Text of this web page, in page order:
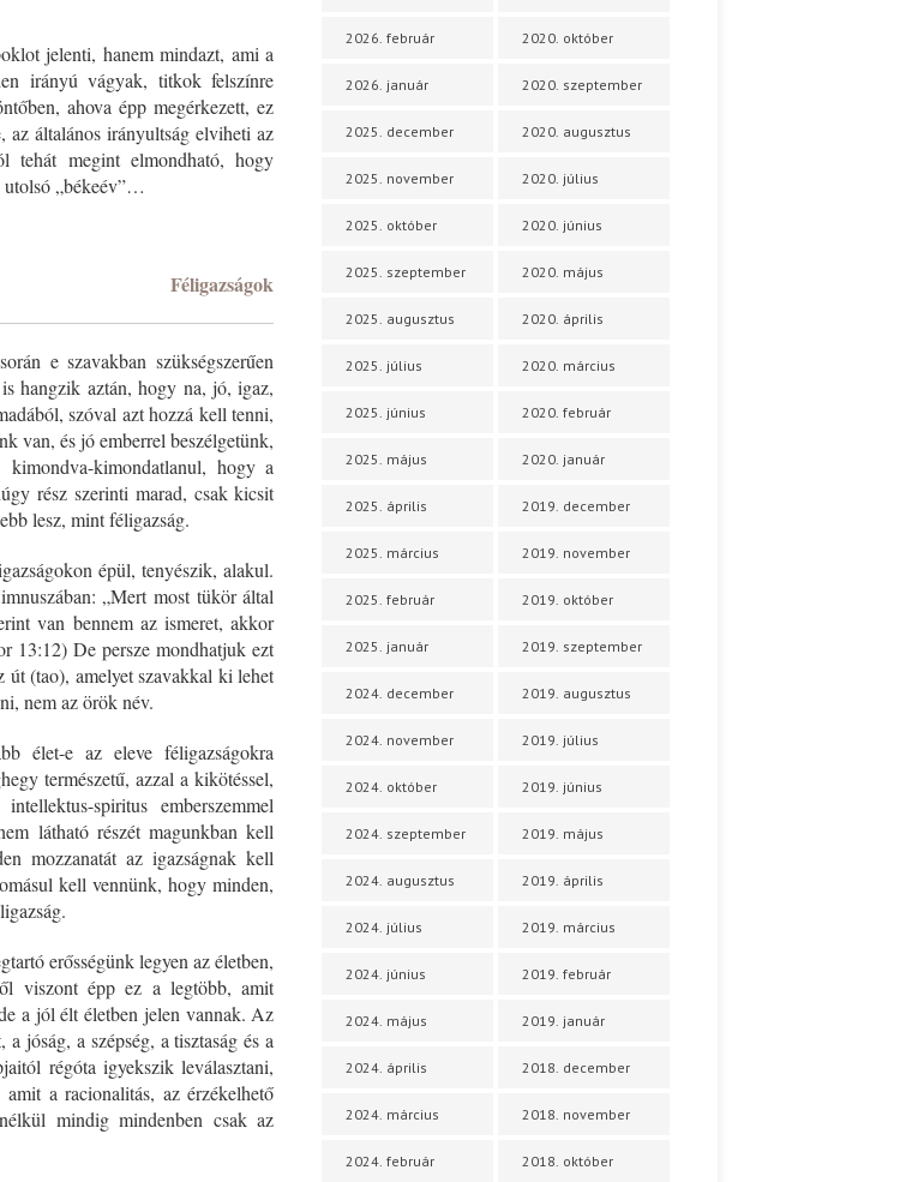
jelenti, hanem mindazt, ami a
irányú vágyak, titkok felszínre
ahova épp megérkezett, ez
az általános irányultság elviheti az
tehát megint elmondható, hogy
utolsó „békeév”…
Féligazságok
e szavakban szükségszerűen
hangzik aztán, hogy na, jó, igaz,
szóval azt hozzá kell tenni,
van, és jó emberrel beszélgetünk,
kimondva-kimondatlanul, hogy a
rész szerinti marad, csak kicsit
lesz, mint féligazság.
épül, tenyészik, alakul.
„Mert most tükör által
van bennem az ismeret, akkor
13:12) De persze mondhatjuk ezt
(tao), amelyet szavakkal ki lehet
nem az örök név.
élet-e az eleve féligazságokra
természetű, azzal a kikötéssel,
spiritus emberszemmel
látható részét magunkban kell
mozzanatát az igazságnak kell
kell vennünk, hogy minden,
erősségünk legyen az életben,
viszont épp ez a legtöbb, amit
a jól élt életben jelen vannak. Az
jóság, a szépség, a tisztaság és a
régóta igyekszik leválasztani,
a racionalitás, az érzékelhető
mindig mindenben csak az
2026. február
2026. január
2025. december
2025. november
2025. október
2025. szeptember
2025. augusztus
2025. július
2025. június
2025. május
2025. április
2025. március
2025. február
2025. január
2024. december
2024. november
2024. október
2024. szeptember
2024. augusztus
2024. július
2024. június
2024. május
2024. április
2024. március
2024. február
2020. október
2020. szeptember
2020. augusztus
2020. július
2020. június
2020. május
2020. április
2020. március
2020. február
2020. január
2019. december
2019. november
2019. október
2019. szeptember
2019. augusztus
2019. július
2019. június
2019. május
2019. április
2019. március
2019. február
2019. január
2018. december
2018. november
2018. október